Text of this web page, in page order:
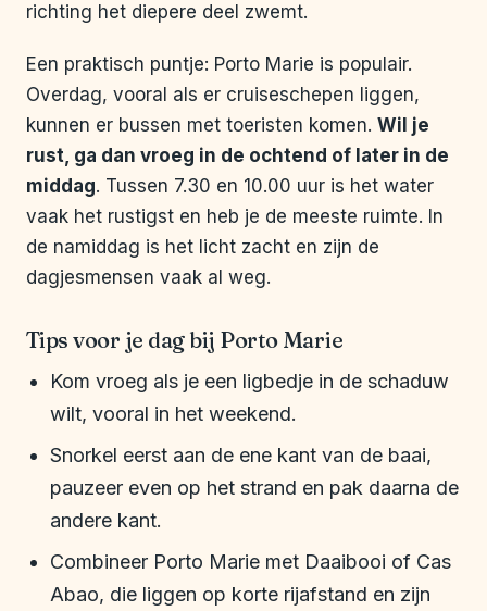
richting het diepere deel zwemt.
Een praktisch puntje: Porto Marie is populair.
Overdag, vooral als er cruiseschepen liggen,
kunnen er bussen met toeristen komen. Wil je
rust, ga dan vroeg in de ochtend of later in de
middag. Tussen 7.30 en 10.00 uur is het water
vaak het rustigst en heb je de meeste ruimte. In
de namiddag is het licht zacht en zijn de
dagjesmensen vaak al weg.
Tips voor je dag bij Porto Marie
Kom vroeg als je een ligbedje in de schaduw
wilt, vooral in het weekend.
Snorkel eerst aan de ene kant van de baai,
pauzeer even op het strand en pak daarna de
andere kant.
Combineer Porto Marie met Daaibooi of Cas
Abao, die liggen op korte rijafstand en zijn